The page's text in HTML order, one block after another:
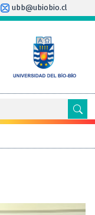
ubb@ubiobio.cl